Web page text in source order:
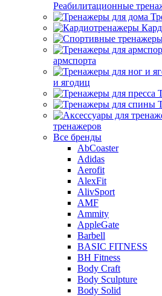
Реабилитационные
армспорта
и ягодиц
тренажеров
Все бренды
AbCoaster
Adidas
Aerofit
AlexFit
AlivSport
AMF
Ammity
AppleGate
Barbell
BASIC FITNESS
BH Fitness
Body Craft
Body Sculpture
Body Solid